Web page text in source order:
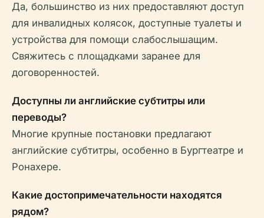
Да, большинство из них предоставляют доступ
для инвалидных колясок, доступные туалеты и
устройства для помощи слабослышащим.
Свяжитесь с площадками заранее для
договоренностей.
Доступны ли английские субтитры или
переводы?
Многие крупные постановки предлагают
английские субтитры, особенно в Бургтеатре и
Ронахере.
Какие достопримечательности находятся
рядом?